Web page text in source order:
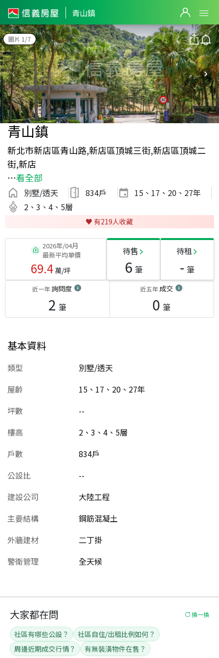
青山鎮
圖片 1/7
青山鎮
新北市新店區青山路,新店區頂城三街,新店區頂城二
街,新店
⋯看全部
別墅/透天 834戶 15、17、20、27年
2、3、4、5層
♥️ 有219人收藏
2026年/04月
最新平均單價
69.4萬/坪
待售
6 筆
待租
- 筆
近一年詢問度
2 筆
近五年成交
0 筆
基本資料
類型
別墅/透天
屋齡
15、17、20、27年
坪數
--
樓高
2、3、4、5層
戶數
834戶
公設比
--
建設公司
大陸工程
主要結構
鋼筋混凝土
外牆建材
二丁掛
警衛管理
全天候
大家都在問 換一換
社區有哪些公設？
社區自住/出租比例如何？
周邊近期成交行情？
有無裝潢物件在售？